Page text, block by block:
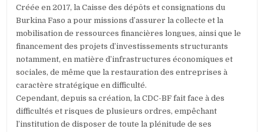
Créée en 2017, la Caisse des dépôts et consignations du
Burkina Faso a pour missions d’assurer la collecte et la
mobilisation de ressources financières longues, ainsi que le
financement des projets d’investissements structurants
notamment, en matière d’infrastructures économiques et
sociales, de même que la restauration des entreprises à
caractère stratégique en difficulté.
Cependant, depuis sa création, la CDC-BF fait face à des
difficultés et risques de plusieurs ordres, empêchant
l’institution de disposer de toute la plénitude de ses